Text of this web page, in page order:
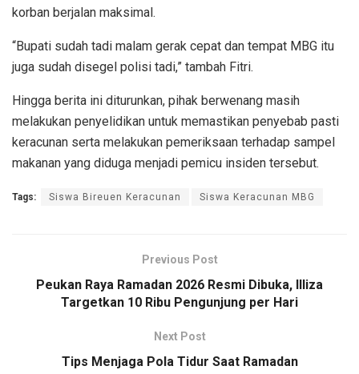
korban berjalan maksimal.
“Bupati sudah tadi malam gerak cepat dan tempat MBG itu
juga sudah disegel polisi tadi,” tambah Fitri.
Hingga berita ini diturunkan, pihak berwenang masih
melakukan penyelidikan untuk memastikan penyebab pasti
keracunan serta melakukan pemeriksaan terhadap sampel
makanan yang diduga menjadi pemicu insiden tersebut.
Tags: Siswa Bireuen Keracunan Siswa Keracunan MBG
Previous Post
Peukan Raya Ramadan 2026 Resmi Dibuka, Illiza
Targetkan 10 Ribu Pengunjung per Hari
Next Post
Tips Menjaga Pola Tidur Saat Ramadan